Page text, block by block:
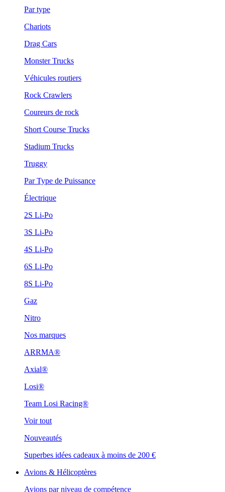
Par type
Chariots
Drag Cars
Monster Trucks
Véhicules routiers
Rock Crawlers
Coureurs de rock
Short Course Trucks
Stadium Trucks
Truggy
Par Type de Puissance
Électrique
2S Li-Po
3S Li-Po
4S Li-Po
6S Li-Po
8S Li-Po
Gaz
Nitro
Nos marques
ARRMA®
Axial®
Losi®
Team Losi Racing®
Voir tout
Nouveautés
Superbes idées cadeaux à moins de 200 €
Avions & Hélicoptères
Avions par niveau de compétence